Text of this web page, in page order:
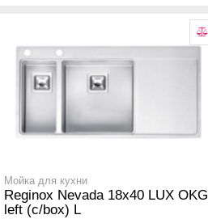
Мойка для кухни
Reginox Nevada 18x40 LUX OKG
left (c/box) L